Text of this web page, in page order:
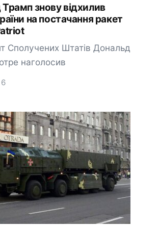
знову відхилив
на постачання ракет
Сполучених Штатів Дональд
наголосив
6